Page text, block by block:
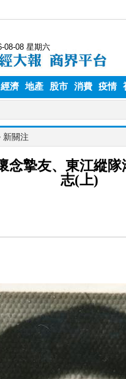
經濟 地產 股市 消費 疫情
新關注
摯友、東江縱隊
志(上)